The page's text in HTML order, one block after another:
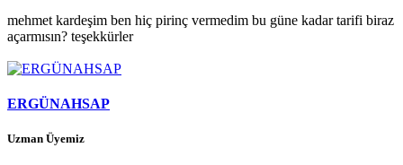
mehmet kardeşim ben hiç pirinç vermedim bu güne kadar tarifi biraz
açarmısın? teşekkürler
ERGÜNAHSAP
Uzman Üyemiz